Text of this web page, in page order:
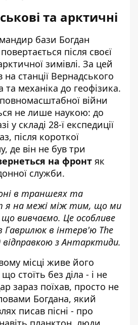
та арктичні
бази Богдан
після своєї
зимівлі. За цей
станції Вернадського
та механіка до геофізика.
війни
не лише наукою: до
у складі 28-ї експедиції
після короткої
де він не був три
на фронт як
служби.
в траншеях та
я на межі між тим, що ми
вивчаємо. Це особливе
Гаврилюк в інтерв'ю The
відправкою з Антарктиди.
місці живе його
стоїть без діла - і не
зараз поїхав, просто не
Богдана, який
писав пісні - про